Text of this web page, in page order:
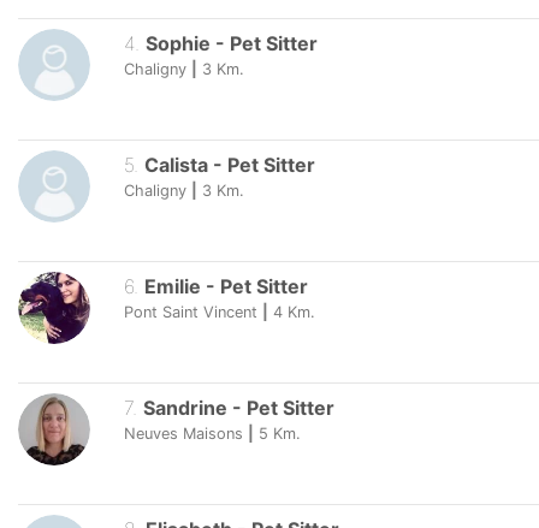
4 Sophie - Pet Sitter
Chaligny 3 Km.
5 Calista - Pet Sitter
Chaligny 3 Km.
6. Emilie - Pet Sitter
Pont Saint Vincent 4 Km.
7. Sandrine - Pet Sitter
Neuves Maisons 5 Km.